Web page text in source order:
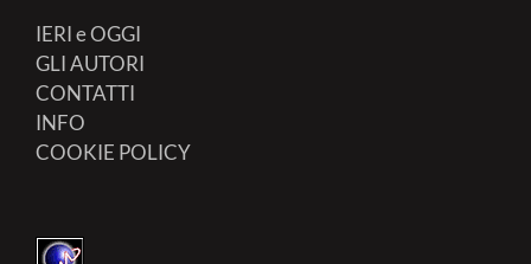
IERI e OGGI
GLI AUTORI
CONTATTI
INFO
COOKIE POLICY